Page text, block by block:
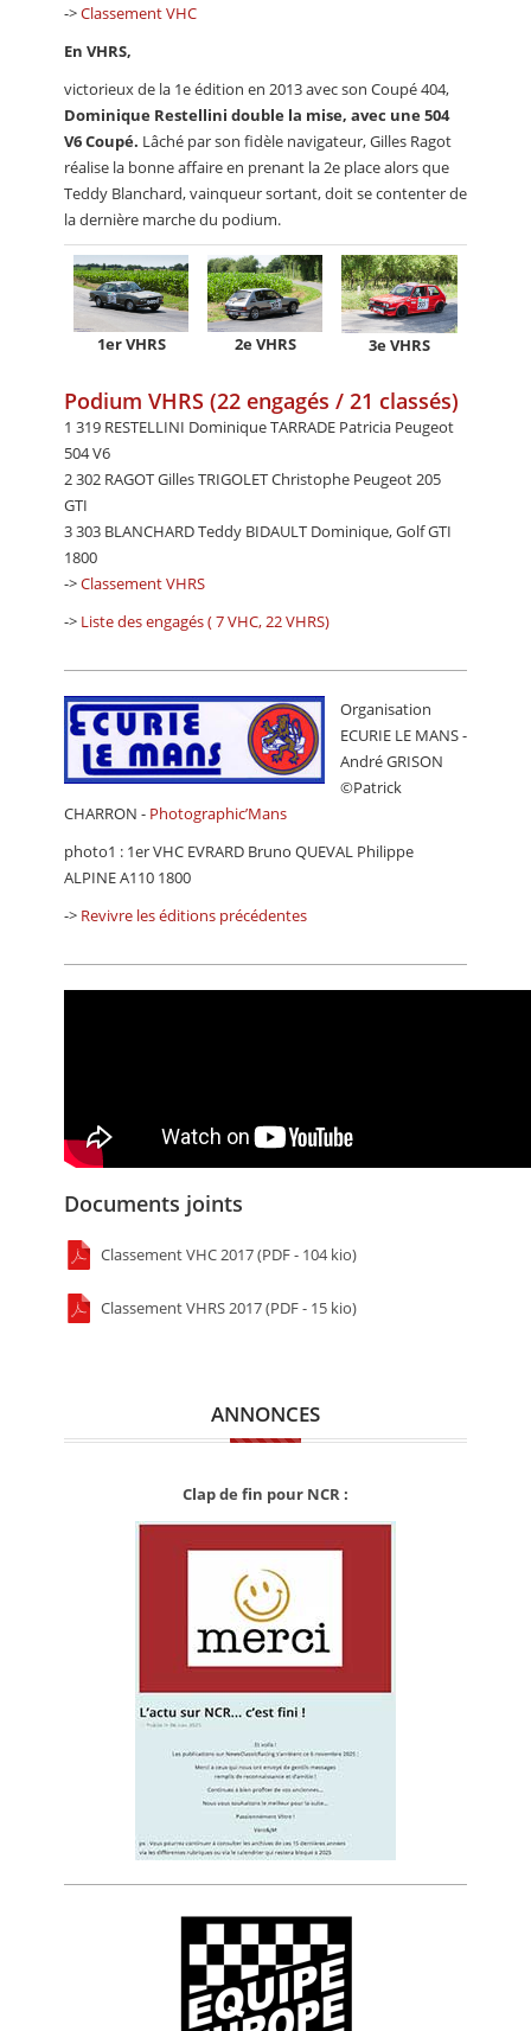
->Classement VHC
En VHRS,
victorieux de la 1e édition en 2013 avec son Coupé 404,
Dominique Restellini double la mise, avec une 504
V6 Coupé. Lâché par son fidèle navigateur, Gilles Ragot
réalise la bonne affaire en prenant la 2e place alors que
Teddy Blanchard, vainqueur sortant, doit se contenter de
la dernière marche du podium.
1er VHRS 2e VHRS 3e VHRS
Podium VHRS (22 engagés / 21 classés)
1 319 RESTELLINI Dominique TARRADE Patricia Peugeot
504 V6
2 302 RAGOT Gilles TRIGOLET Christophe Peugeot 205
GTI
3 303 BLANCHARD Teddy BIDAULT Dominique, Golf GTI
1800
->Classement VHRS
-> Liste des engagés ( 7 VHC, 22 VHRS)
Organisation
ECURIE LE MANS -
André GRISON
©Patrick
CHARRON - Photographic’Mans
photo1 : 1er VHC EVRARD Bruno QUEVAL Philippe
ALPINE A110 1800
-> Revivre les éditions précédentes
Documents joints
Classement VHC 2017 (PDF - 104 kio)
Classement VHRS 2017 (PDF - 15 kio)
ANNONCES
Clap de fin pour NCR :